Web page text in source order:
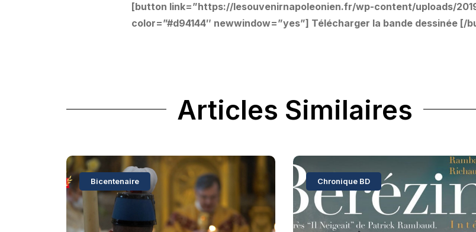
[button link=”https://lesouvenirnapoleonien.fr/wp-content/uploads/
color=”#d94144″ newwindow=”yes”] Télécharger la bande dessinée [/
Articles Similaires
Bicentenaire Chronique BD